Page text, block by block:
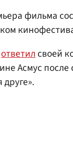
фильма
ответилсвоей
Асмус после